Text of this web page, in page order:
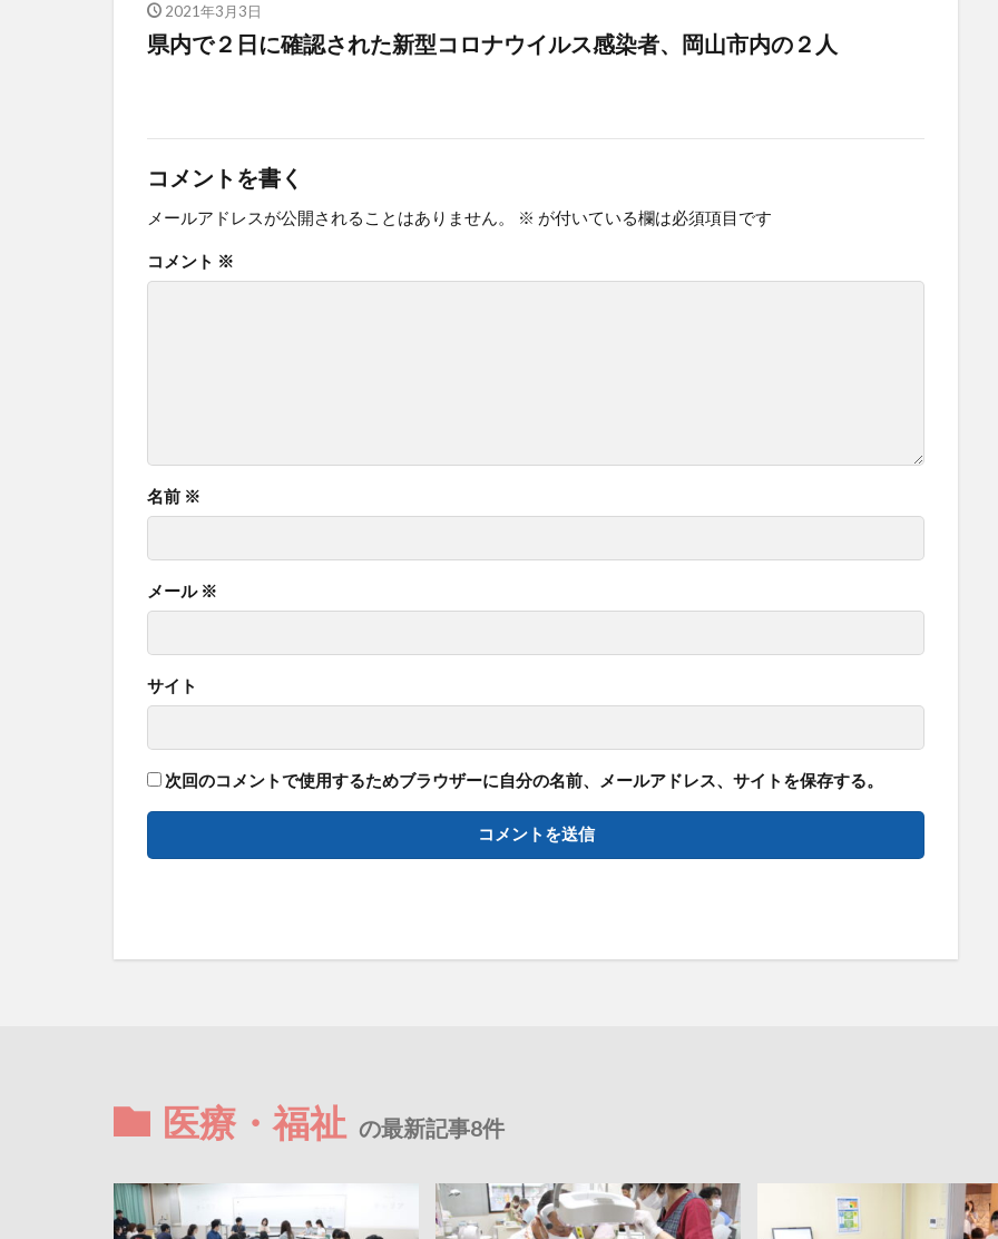
2021年3月3日
県内で２日に確認された新型コロナウイルス感染者、岡山市内の２人
コメントを書く
メールアドレスが公開されることはありません。 ※ が付いている欄は必須項目です
コメント ※
名前 ※
メール ※
サイト
次回のコメントで使用するためブラウザーに自分の名前、メールアドレス、サイトを保存する。
医療・福祉 の最新記事8件